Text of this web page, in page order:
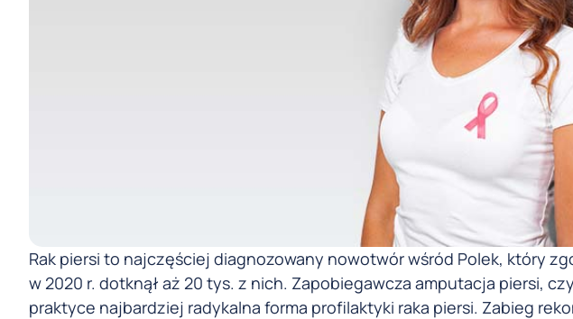
Rak piersi to najczęściej diagnozowany nowotwór wśród Polek, który
w 2020 r. dotknął aż 20 tys. z nich. Zapobiegawcza amputacja piersi,
praktyce najbardziej radykalna forma profilaktyki raka piersi. Zabieg